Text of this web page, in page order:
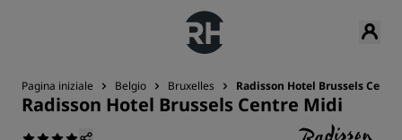
Pagina iniziale Belgio Bruxelles Radisson Hotel Brussels
Radisson Hotel Brussels Centre Midi